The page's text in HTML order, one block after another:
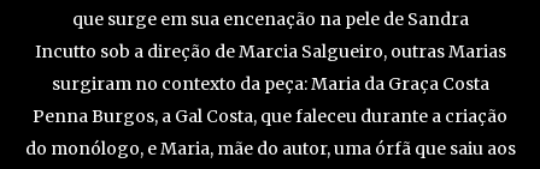
que surge em sua encenação na pele de Sandra
Incutto sob a direção de Marcia Salgueiro, outras Marias
surgiram no contexto da peça: Maria da Graça Costa
Penna Burgos, a Gal Costa, que faleceu durante a criação
do monólogo, e Maria, mãe do autor, uma órfã que saiu aos